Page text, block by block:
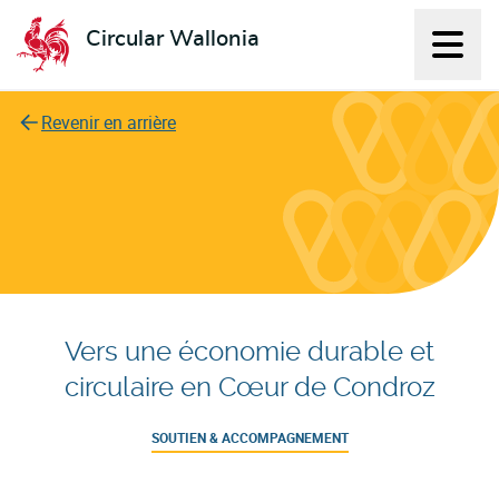
Circular Wallonia
L'économie circulaire
Revenir en arrière
Vers une économie durable et
circulaire en Cœur de Condroz
SOUTIEN & ACCOMPAGNEMENT